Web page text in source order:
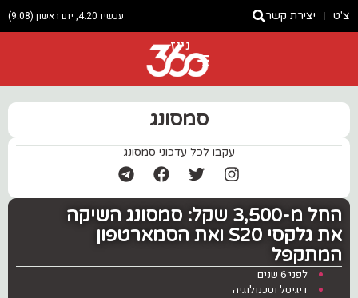
צ'ט יצירת קשר עכשיו 4:20, יום ראשון (9.08)
ניוז
סמסונג
עקבו לכל עדכוני סמסונג
החל ‏מ-3,500 שקל: סמסונג השיקה
את גלקסי S20 ואת הסמארטפון
המתקפל
לפני 6 שנים
דיגיטל וטכנולוגיה